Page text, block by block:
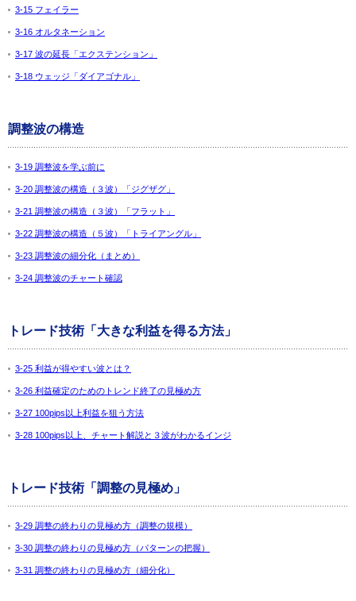
3-15 フェイラー
3-16 オルタネーション
3-17 波の延長「エクステンション」
3-18 ウェッジ「ダイアゴナル」
調整波の構造
3-19 調整波を学ぶ前に
3-20 調整波の構造（３波）「ジグザグ」
3-21 調整波の構造（３波）「フラット」
3-22 調整波の構造（５波）「トライアングル」
3-23 調整波の細分化（まとめ）
3-24 調整波のチャート確認
トレード技術「大きな利益を得る方法」
3-25 利益が得やすい波とは？
3-26 利益確定のためのトレンド終了の見極め方
3-27 100pips以上利益を狙う方法
3-28 100pips以上、チャート解説と３波がわかるインジ
トレード技術「調整の見極め」
3-29 調整の終わりの見極め方（調整の規模）
3-30 調整の終わりの見極め方（パターンの把握）
3-31 調整の終わりの見極め方（細分化）